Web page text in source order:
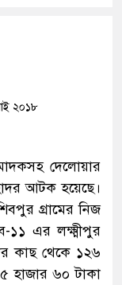
২০১৮
দেলোয়ার
আটক হয়েছে।
গ্রামের নিজ
১১ এর লক্ষ্মীপুর
কাছ থেকে ১২৬
হাজার ৬০ টাকা